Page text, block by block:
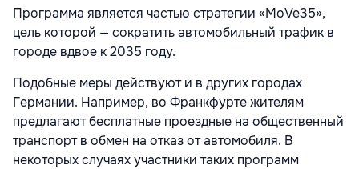
Программа является частью стратегии «MoVe35»,
цель которой — сократить автомобильный трафик в
городе вдвое к 2035 году.
Подобные меры действуют и в других городах
Германии. Например, во Франкфурте жителям
предлагают бесплатные проездные на общественный
транспорт в обмен на отказ от автомобиля. В
некоторых случаях участники таких программ